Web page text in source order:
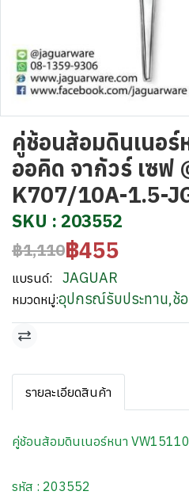
คู่ช้อนส้อมดินเนอร์
ออคิด จากัวร์ เซฟ
K707/10A-1.5-
SKU : 203552
฿1,110฿455
แบรนด์: JAGUAR
หมวดหมู่:อุปกรณ์รับประทาน,ช้
รายละเอียดสินค้า
คู่ช้อนส้อมดินเนอร์หนา
รหัส : 203552